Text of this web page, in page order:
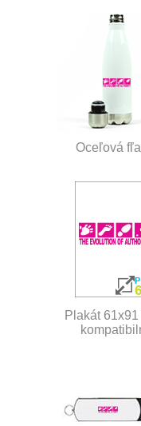
Oceľová
Plakát 61x91